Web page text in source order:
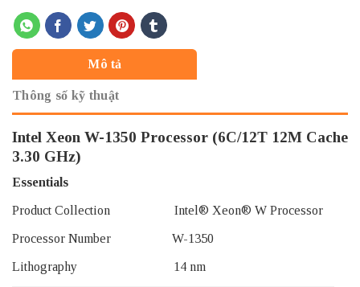
Mô tả
Thông số kỹ thuật
Intel Xeon W-1350 Processor (6C/12T 12M Cache
3.30 GHz)
Essentials
Product Collection Intel® Xeon® W Processor
Processor Number W-1350
Lithography 14 nm